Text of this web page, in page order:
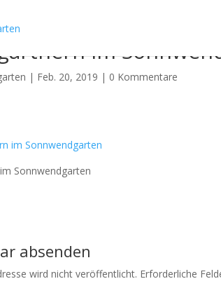
im
| Feb. 20, 2019 | 0 Kommentare
Sonnwendgarten
absenden
wird nicht veröffentlicht. Erforderliche